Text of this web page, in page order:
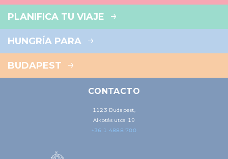
PLANIFICA TU VIAJE
HUNGRÍA PARA
BUDAPEST
CONTACTO
1123 Budapest,
Alkotás utca 19
+36 1 4888 700